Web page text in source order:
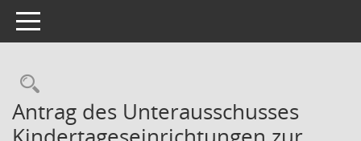
Toggle navigation
Rechercheauswahl
Antrag des Unterausschusses